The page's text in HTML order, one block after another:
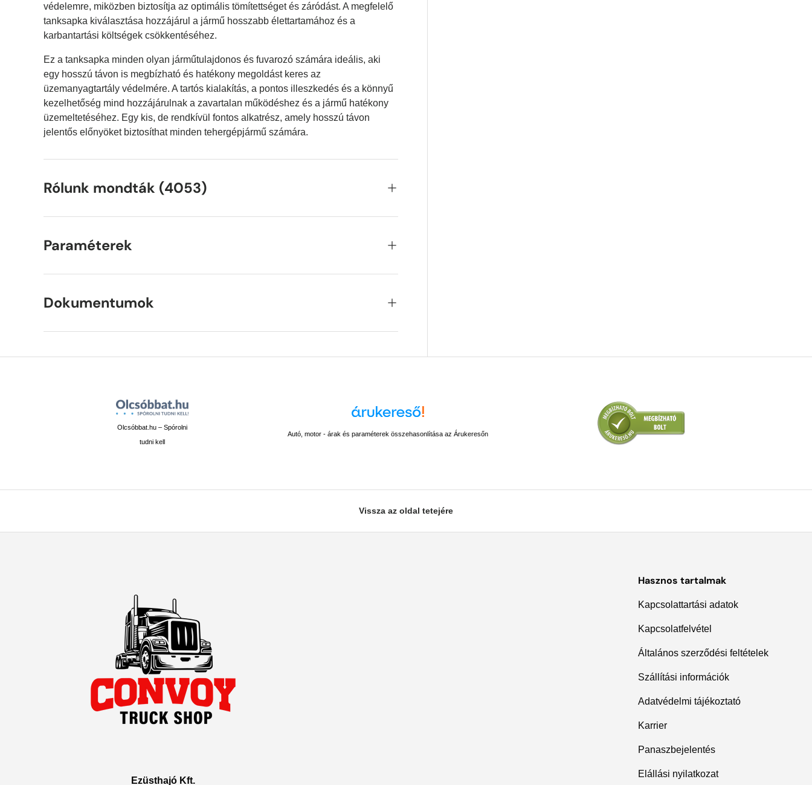
védelemre, miközben biztosítja az optimális tömítettséget és záródást. A megfelelő
tanksapka kiválasztása hozzájárul a jármű hosszabb élettartamához és a
karbantartási költségek csökkentéséhez.
Ez a tanksapka minden olyan járműtulajdonos és fuvarozó számára ideális, aki
egy hosszú távon is megbízható és hatékony megoldást keres az
üzemanyagtartály védelmére. A tartós kialakítás, a pontos illeszkedés és a könnyű
kezelhetőség mind hozzájárulnak a zavartalan működéshez és a jármű hatékony
üzemeltetéséhez. Egy kis, de rendkívül fontos alkatrész, amely hosszú távon
jelentős előnyöket biztosíthat minden tehergépjármű számára.
Rólunk mondták (4053)
Paraméterek
Dokumentumok
Olcsóbbat.hu – Spórolni
tudni kell
Autó, motor - árak és paraméterek összehasonlítása az Árukeresőn
Vissza az oldal tetejére
Ezüsthajó Kft.
Hasznos tartalmak
Kapcsolattartási adatok
Kapcsolatfelvétel
Általános szerződési feltételek
Szállítási információk
Adatvédelmi tájékoztató
Karrier
Panaszbejelentés
Elállási nyilatkozat